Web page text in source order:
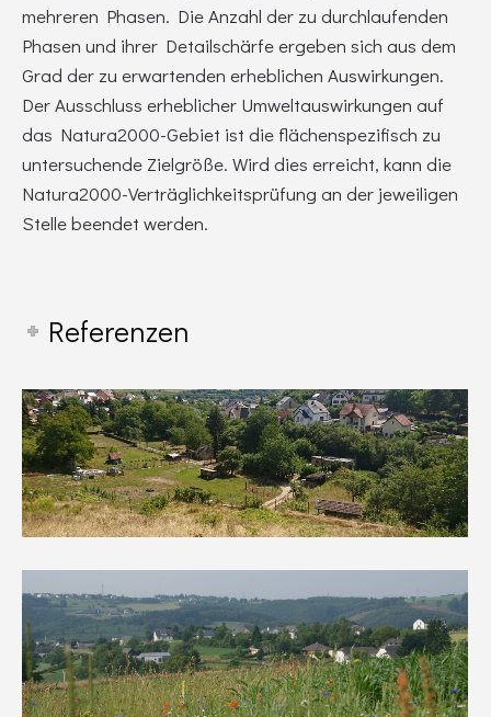
mehreren Phasen. Die Anzahl der zu durchlaufenden
Phasen und ihrer Detailschärfe ergeben sich aus dem
Grad der zu erwartenden erheblichen Auswirkungen.
Der Ausschluss erheblicher Umweltauswirkungen auf
das Natura2000-Gebiet ist die flächenspezifisch zu
untersuchende Zielgröße. Wird dies erreicht, kann die
Natura2000-Verträglichkeitsprüfung an der jeweiligen
Stelle beendet werden.
Referenzen